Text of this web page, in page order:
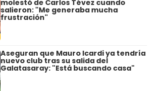
molestó de Carlos Tévez cuando
salieron: "Me generaba mucha
frustración"
Aseguran que Mauro Icardi ya tendría
nuevo club tras su salida del
Galatasaray: "Está buscando casa"